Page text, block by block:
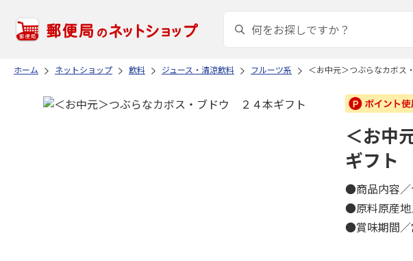
ホーム ネットショップ 飲料 ジュース・清涼飲料 フルーツ系 ＜お中元＞つぶらなカボ
＜お中
ギフト
●商品内容
●原料原産
●賞味期間／